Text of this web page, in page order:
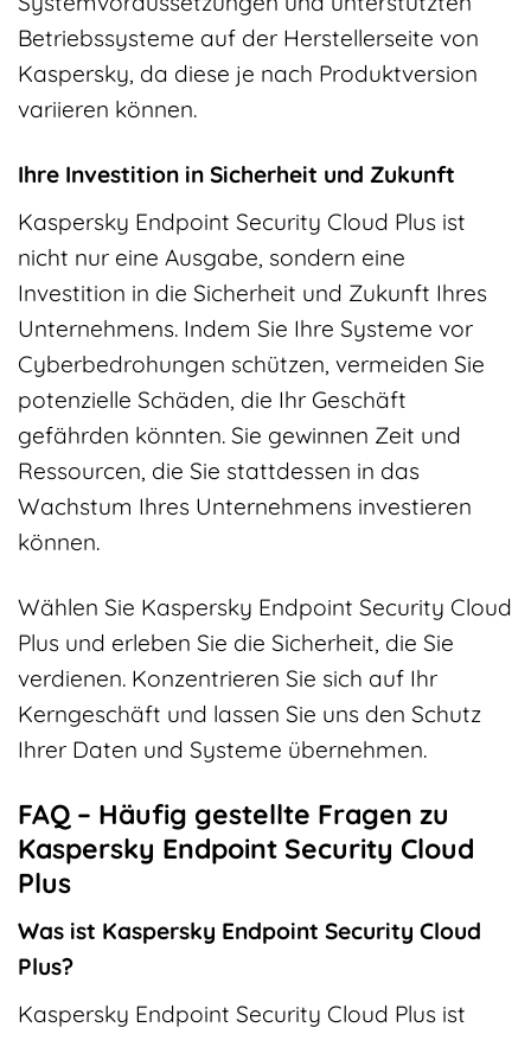
Betriebssysteme auf der Herstellerseite von
Kaspersky, da diese je nach Produktversion
variieren können.
Ihre Investition in Sicherheit und Zukunft
Kaspersky Endpoint Security Cloud Plus ist
nicht nur eine Ausgabe, sondern eine
Investition in die Sicherheit und Zukunft Ihres
Unternehmens. Indem Sie Ihre Systeme vor
Cyberbedrohungen schützen, vermeiden Sie
potenzielle Schäden, die Ihr Geschäft
gefährden könnten. Sie gewinnen Zeit und
Ressourcen, die Sie stattdessen in das
Wachstum Ihres Unternehmens investieren
können.
Wählen Sie Kaspersky Endpoint Security Cloud
Plus und erleben Sie die Sicherheit, die Sie
verdienen. Konzentrieren Sie sich auf Ihr
Kerngeschäft und lassen Sie uns den Schutz
Ihrer Daten und Systeme übernehmen.
FAQ – Häufig gestellte Fragen zu
Kaspersky Endpoint Security Cloud
Plus
Was ist Kaspersky Endpoint Security Cloud
Plus?
Kaspersky Endpoint Security Cloud Plus ist